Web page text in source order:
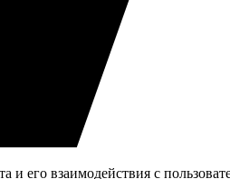
и его взаимодействия с